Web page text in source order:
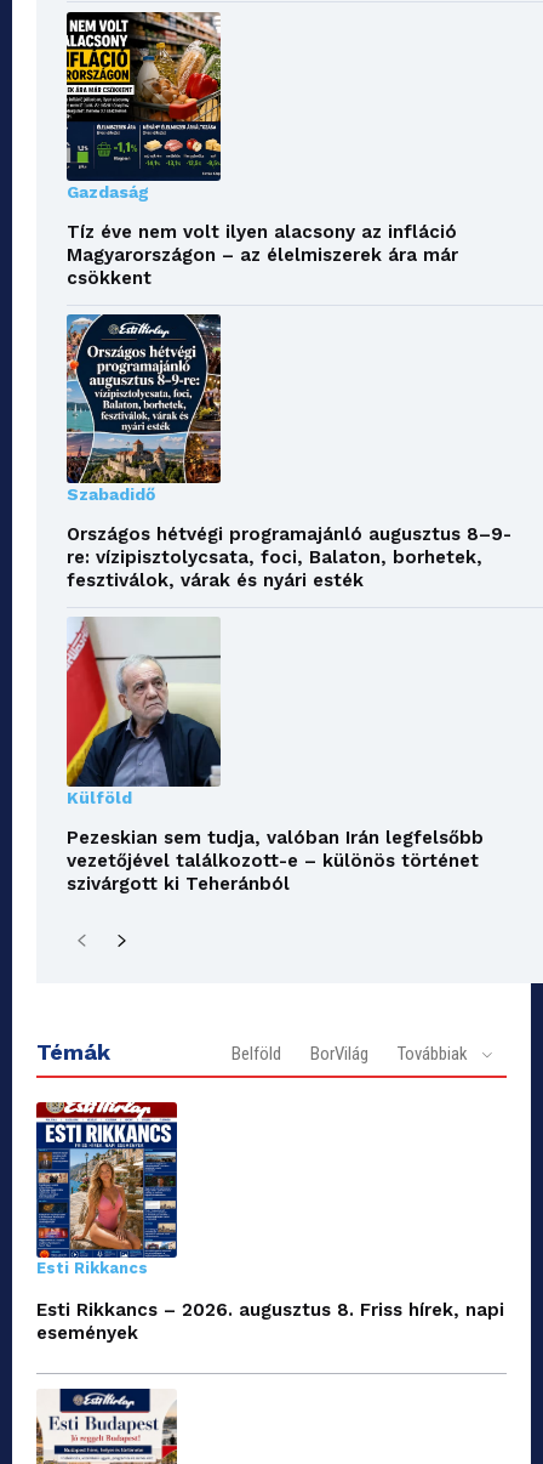
Gazdaság
Tíz éve nem volt ilyen alacsony az infláció
Magyarországon – az élelmiszerek ára már
csökkent
Szabadidő
Országos hétvégi programajánló augusztus 8–9-
re: vízipisztolycsata, foci, Balaton, borhetek,
fesztiválok, várak és nyári esték
Külföld
Pezeskian sem tudja, valóban Irán legfelsőbb
vezetőjével találkozott-e – különös történet
szivárgott ki Teheránból
Témák Belföld BorVilág Továbbiak
Esti Rikkancs
Esti Rikkancs – 2026. augusztus 8. Friss hírek, napi
események